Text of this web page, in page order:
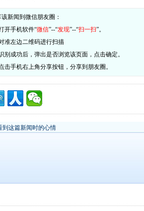
新闻到微信朋友圈：
开手机软件“微信”--“发现”--“扫一扫”。
准左边二维码进行扫描
别成功后，弹出是否浏览该页面，点击确定。
击手机右上角分享按钮，分享到朋友圈。
到这篇新闻时的心情